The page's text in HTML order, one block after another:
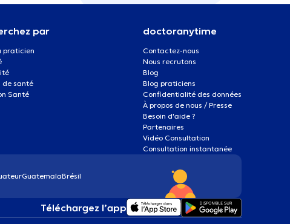
par
praticien
de santé
Santé
doctoranytime
Contactez-nous
Nous recrutons
Blog
Blog praticiens
Confidentialité des données
À propos de nous / Presse
Besoin d'aide ?
Partenaires
Vidéo Consultation
Consultation instantanée
GuatemalaBrésil
Téléchargez l’app